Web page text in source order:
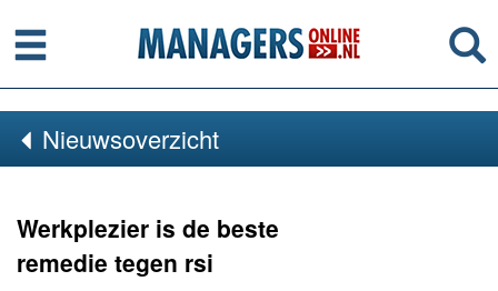
Menu
Nieuwsoverzicht
Werkplezier is de beste
remedie tegen rsi